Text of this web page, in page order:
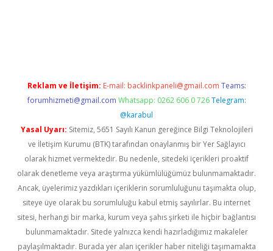
Reklam ve İletişim: E-mail: backlinkpaneli@gmail.com Teams:
forumhizmeti@gmail.com Whatsapp: 0262 606 0 726 Telegram:
@karabul
Yasal Uyarı: Sitemiz, 5651 Sayılı Kanun gereğince Bilgi Teknolojileri
ve İletişim Kurumu (BTK) tarafından onaylanmış bir Yer Sağlayıcı
olarak hizmet vermektedir. Bu nedenle, sitedeki içerikleri proaktif
olarak denetleme veya araştırma yükümlülüğümüz bulunmamaktadır.
Ancak, üyelerimiz yazdıkları içeriklerin sorumluluğunu taşımakta olup,
siteye üye olarak bu sorumluluğu kabul etmiş sayılırlar. Bu internet
sitesi, herhangi bir marka, kurum veya şahıs şirketi ile hiçbir bağlantısı
bulunmamaktadır. Sitede yalnızca kendi hazırladığımız makaleler
paylaşılmaktadır. Burada yer alan içerikler haber niteliği taşımamakta